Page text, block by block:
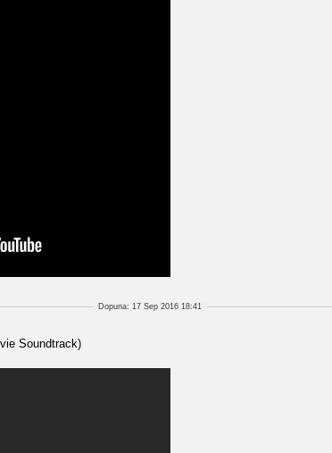
Dopuna: 17 Sep 2016 18:41
Soundtrack)